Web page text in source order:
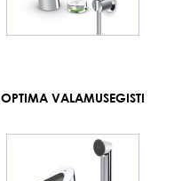
OPTIMA VALAMUSEGISTI